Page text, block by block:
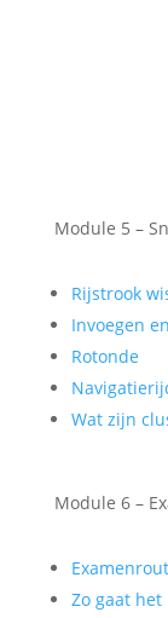
Module 5 –
Rijstrook
Invoegen
Rotonde
Wat zijn
Module 6 –
Zo gaat